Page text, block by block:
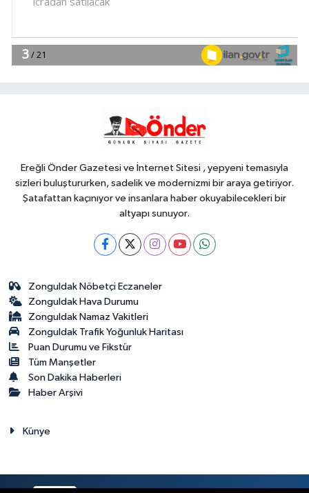
16:02 .
Ereğli Önder Gazetesi ve İnternet Sitesi , yepyeni temasıyla
sizleri buluştururken, sadelik ve modernizmi bir araya getiriyor.
Şatafattan kaçınıyor ve insanlara haber okuyabilecekleri bir
altyapı sunuyor.
Zonguldak Nöbetçi Eczaneler
Zonguldak Hava Durumu
Zonguldak Namaz Vakitleri
Zonguldak Trafik Yoğunluk Haritası
Puan Durumu ve Fikstür
Tüm Manşetler
Son Dakika Haberleri
Haber Arşivi
Künye